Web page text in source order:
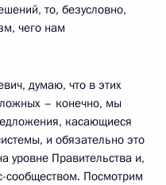
то, безусловно,
чего нам
думаю, что в этих
– конечно, мы
касающиеся
и обязательно это
уровне Правительства и,
сообществом. Посмотрим